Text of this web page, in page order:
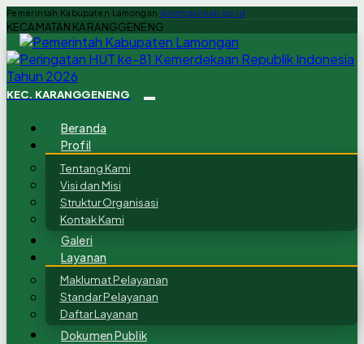
Pemerintah Kabupaten Lamongan lamongankab.go.id
KECAMATAN KARANGGENENG
KEC. KARANGGENENG
Beranda
Profil
Tentang Kami
Visi dan Misi
Struktur Organisasi
Kontak Kami
Galeri
Layanan
Maklumat Pelayanan
Standar Pelayanan
Daftar Layanan
Dokumen Publik